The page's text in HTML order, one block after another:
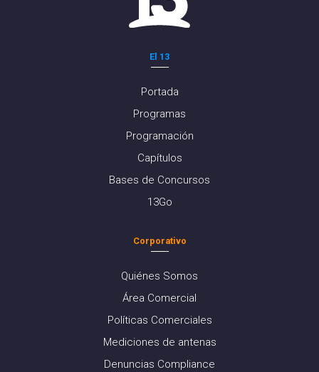
El 13
Portada
Programas
Programación
Capítulos
Bases de Concursos
13Go
Corporativo
Quiénes Somos
Área Comercial
Políticas Comerciales
Mediciones de antenas
Denuncias Compliance